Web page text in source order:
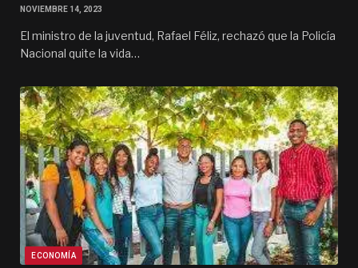
NOVIEMBRE 14, 2023
El ministro de la juventud, Rafael Féliz, rechazó que la Policía
Nacional quite la vida…
ECONOMÍA